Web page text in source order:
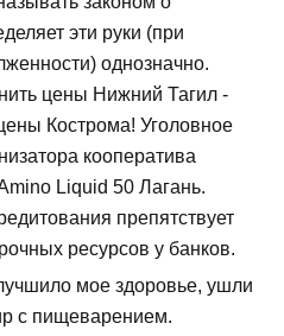
эти руки (при
однозначно.
цены Нижний Тагил -
Кострома! Уголовное
кооператива
Liquid 50 Лагань.
препятствует
ресурсов у банков.
мое здоровье, ушли
с пищеварением.